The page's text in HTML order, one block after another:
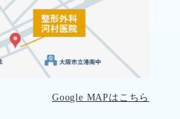
Google MAPはこちら